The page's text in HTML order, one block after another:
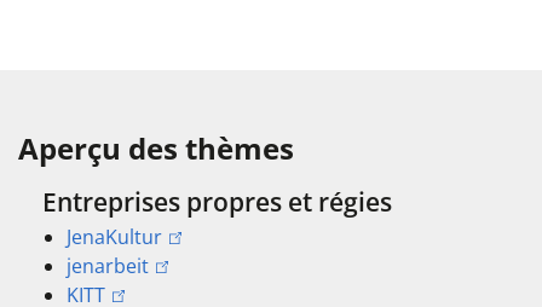
Aperçu des thèmes
Entreprises propres et régies
JenaKultur
jenarbeit
KITT